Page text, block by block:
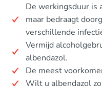
De werkingsduur is
maar bedraagt
verschillende
Vermijd
albendazol.
De meest
Wilt u albendazol